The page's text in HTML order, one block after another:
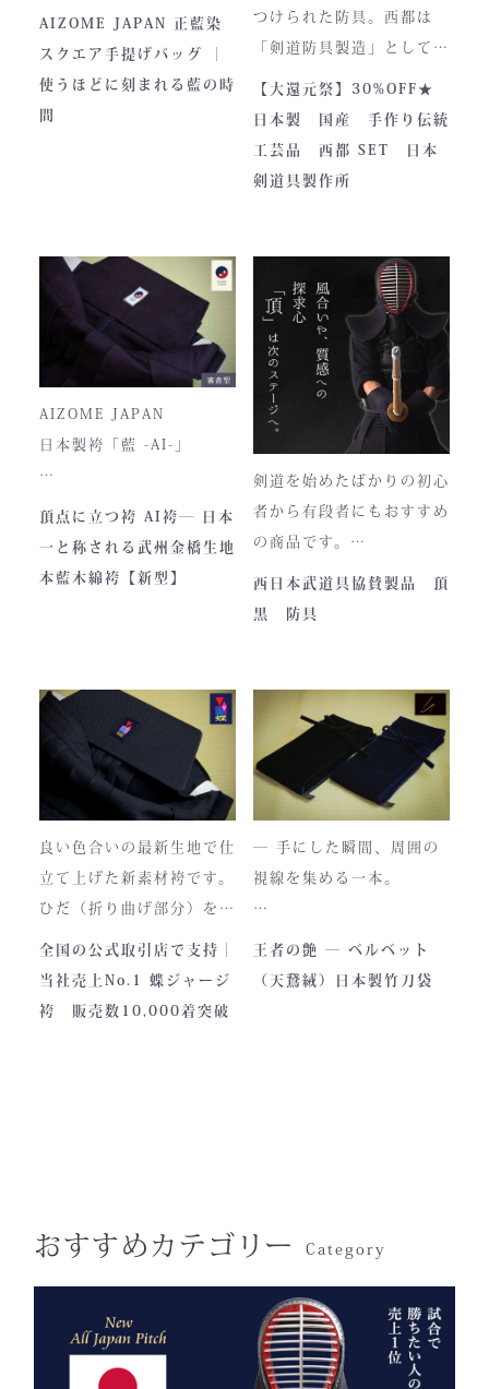
求した姿。そこに宿るの
は、全日本武道具が誇
る“実用美”と魂の職人技で
す。
さらに、熊本の熟練職人に
とってもお洒落な和柄の手
提げバッグです。
内側には2つのポケットが
ついております。
ハンドルの高さ：22cm
■仕様
ファスナー部分にはYKK製
を使用しております。
入荷時期やロットにより、
ファスナーのデザイン・仕
様が一部異なる場合がござ
使い込むほどに色は落ち着
き、
あなただけの一着へと育っ
ていきます。
藍が変化していく時間ご
と、お楽しみください。
AIZOME JAPAN 正藍染
スクエア手提げバッグ ｜
使うほどに刻まれる藍の時
間
つけられた防具。西都は
「剣道防具製造」として町
のPRやふるさと納税のた
めに作られました。しかし
全国の販売店様の強い意向
で卸販売を開始すると瞬く
トが町のPRとふるさと納
税ということもあり、高品
質低価格をできるだけ再現
しております。特に籠手は
使いやすいと評判です。
【大還元祭】30%OFF★
日本製 国産 手作り伝統
工芸品 西都 SET 日本
剣道具製作所
AIZOME JAPAN
日本製袴「藍 -AI-」
― 武州正藍染 × 熊本工
場製作 ―
日本国内でも袴を手がける
職人が数えるほどしかいな
い今、
この袴は、一針一針に魂を
込めて仕立てられた 日本
最高峰の逸品 です。
製作の地は、火の国・熊
ばれた、 純日本製の誇り
生地には、埼玉・武州の老
舗「小島染織」の藍布を使
頂点に立つ袴 AI袴― 日本
一と称される武州金橋生地
本藍木綿袴【新型】
剣道を始めたばかりの初心
者から有段者にもおすすめ
の商品です。
【商品内容】
西日本武道具協賛製品 頂
黒 防具
良い色合いの最新生地で仕
立て上げた新素材袴です。
ひだ（折り曲げ部分）を縫
い込んでありますので洗濯
しても崩れが少なく簡単に
折りたためます。
全国の公式取引店で支持｜
当社売上No.1 蝶ジャージ
袴 販売数10,000着突破
― 手にした瞬間、周囲の
視線を集める一本。
深く艶めくベルベットの光
沢。
った瞬間、
「何だ、あれは？」と視線
が集まる。
王者の艶 ― ベルベット
（天鵞絨）日本製竹刀袋
おすすめカテゴリー Category